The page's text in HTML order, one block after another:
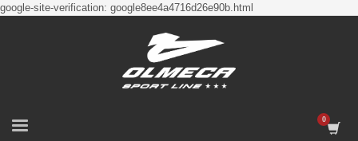
google-site-verification: google8ee4a4716d26e90b.html